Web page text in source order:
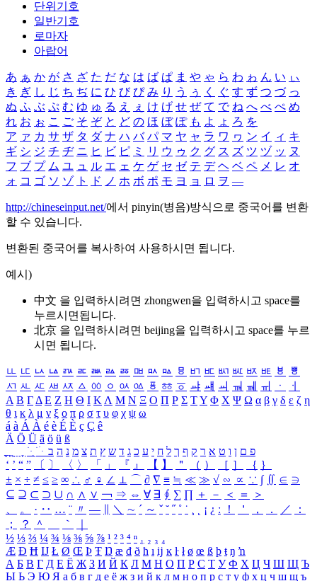
단위기호
일반기호
로마자
아랍어
あ ぁ か が さ ざ た だ な は ば ぱ ま や ゃ ら わ ゎ ん い ぃ
き ぎ し じ ち ぢ に ひ び ぴ み り う ぅ く ぐ す ず つ づ っ
ぬ ふ ぶ ぷ む ゆ ゅ る え ぇ け げ せ ぜ て で ね へ べ ぺ め
れ お ぉ こ ご そ ぞ と ど の ほ ぼ ぽ も よ ょ ろ を
ア ァ カ サ ザ タ ダ ナ ハ バ パ マ ヤ ャ ラ ワ ヮ ン イ ィ キ
ギ シ ジ チ ヂ ニ ヒ ビ ピ ミ リ ウ ゥ ク グ ス ズ ツ ヅ ッ ヌ
フ ブ プ ム ユ ュ ル エ ェ ケ ゲ セ ゼ テ デ ヘ ベ ペ メ レ オ
ォ コ ゴ ソ ゾ ト ド ノ ホ ボ ポ モ ヨ ョ ロ ヲ ―
http://chineseinput.net/에서 pinyin(병음)방식으로 중국어를 변환
할 수 있습니다.
변환된 중국어를 복사하여 사용하시면 됩니다.
예시)
中文 을 입력하시려면 zhongwen을 입력하시고 space를
누르시면됩니다.
北京 을 입력하시려면 beijing을 입력하시고 space를 누르
시면 됩니다.
ㅥ ㅦ ㅧ ㅨ ㅩ ㅪ ㅫ ㅬ ㅭ ㅮ ㅯ ㅰ ㅱ ㅲ ㅳ ㅴ ㅵ ㅶ ㅷ ㅸ
ㅹ
ㅺ ㅻ ㅼ ㅽ ㅾ ㅿ ㆀ ㆁ ㆂ ㆃ ㆄ ㆅ ㆆ ㆇ ㆈ ㆉ ㆊ ㆋ ㆌ ㆍ
ㆎ
Α Β ΓΔ Ε Ζ Η Θ Ι ΚΛ Μ Ν Ξ Ο Π Ρ Σ ΤΥ Φ Χ Ψ Ω α β γ δ ε ζ η
θ ι κ λ μ ν ξ ο π ρ σ τ υ φ χ ψ ω
á à Á À é è É È ç Ç ê
Ä Ö Ü ä ö ü ß
ִֶֹ ֻּ ׁׂ פ ם ן ו ט א ר ק ף ך ל ח י ע כ ג ד ש ץ ת צ מ נ ה ב
‘ ’ “ ” 〔 〕 〈 〉 「 」 『 』 【 】 ＂ （ ） ［ ］ ｛ ｝
± × ÷ ≠ ≤ ≥ ∞ ∴ ♂ ♀ ∠ ⊥ ⌒ ∂ ∇ ≡ ≒ ≪ ≫ √ ∽ ∝ ∵ ∫ ∬ ∈ ∋
⊆ ⊇ ⊂ ⊃ ∪ ∩ ∧ ∨ ￢ ⇒ ⇔ ∀ ∃ ∮ ∑ ∏ ＋ － ＜ ＝
＞
、
。 · ‥ … ¨ 〃 ― ＼ ∼ ´ ～ ˇ ˘ ˝ ˚ ˙ ¸ ¡ ¿ ː ！ ＇ ， ． ／
：
；
？ ＾ ｀
½ ⅓ ⅔ ¼ ¾ ⅛ ⅜ ⅝ ⅞ ¹ ² ³ ⁴ ⁿ ₁ ₂ ₃ ₄
Æ Ð Ħ Ĳ Ł Ø Œ Þ Ŧ Ŋ æ đ ð ħ ı ĳ ĸ ŀ ł ø œ ß þ ŧ ŋ ŉ
А Б В Г Д Е Ё Ж З И Й К Л М Н О П Р С Т У Ф Х Ц Ч Ш Щ Ъ
Ы Ь Э Ю Я а б в г д е ё ж з и й к л м н о п р с т у ф х ц ч ш щ ъ